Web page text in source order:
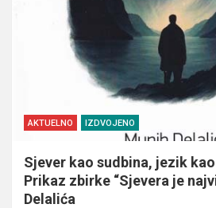
AKTUELNO IZDVOJENO
Sjever kao sudbina, jezik
Prikaz zbirke “Sjevera je
Delalića